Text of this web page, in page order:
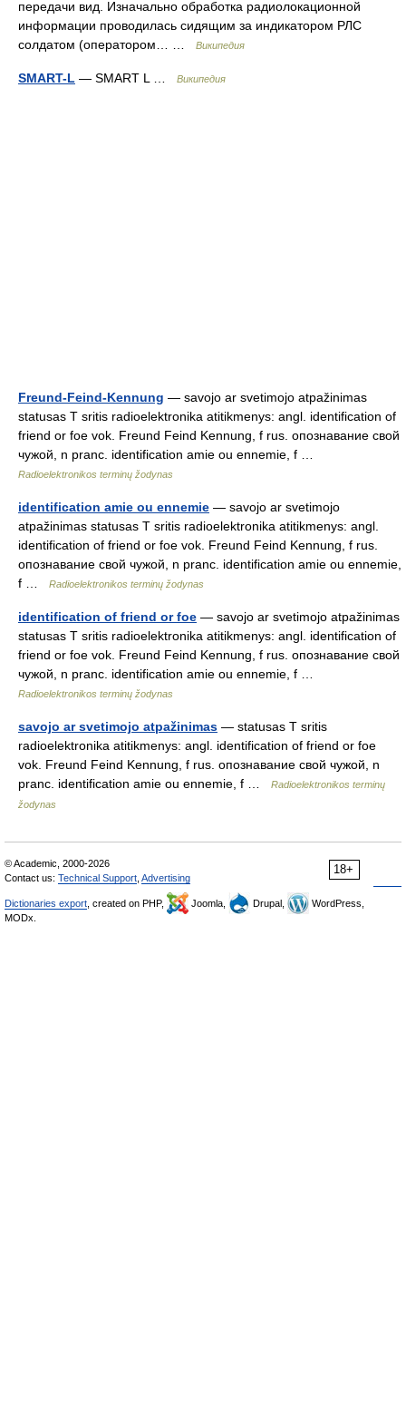
передачи вид. Изначально обработка радиолокационной
информации проводилась сидящим за индикатором РЛС
солдатом (оператором… …
Википедия
SMART-L — SMART L … Википедия
Freund-Feind-Kennung — savojo ar svetimojo atpažinimas
statusas T sritis radioelektronika atitikmenys: angl. identification of
friend or foe vok. Freund Feind Kennung, f rus. опознавание свой
чужой, n pranc. identification amie ou ennemie, f …
Radioelektronikos terminų žodynas
identification amie ou ennemie — savojo ar svetimojo
atpažinimas statusas T sritis radioelektronika atitikmenys: angl.
identification of friend or foe vok. Freund Feind Kennung, f rus.
опознавание свой чужой, n pranc. identification amie ou ennemie,
f …
Radioelektronikos terminų žodynas
identification of friend or foe — savojo ar svetimojo atpažinimas
statusas T sritis radioelektronika atitikmenys: angl. identification of
friend or foe vok. Freund Feind Kennung, f rus. опознавание свой
чужой, n pranc. identification amie ou ennemie, f …
Radioelektronikos terminų žodynas
savojo ar svetimojo atpažinimas — statusas T sritis
radioelektronika atitikmenys: angl. identification of friend or foe
vok. Freund Feind Kennung, f rus. опознавание свой чужой, n
pranc. identification amie ou ennemie, f …
Radioelektronikos terminų
žodynas
18+
© Academic, 2000-2026
Contact us: Technical Support Advertising
Dictionaries export , created on PHP, Joomla, Drupal,
WordPress,
MODx.